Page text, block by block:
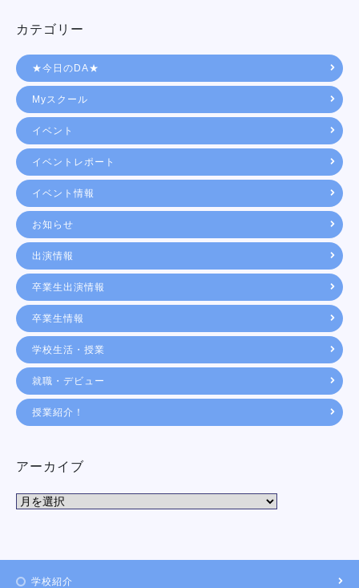
カテゴリー
★今日のDA★
Myスクール
イベント
イベントレポート
イベント情報
お知らせ
出演情報
卒業生出演情報
卒業生情報
学校生活・授業
就職・デビュー
授業紹介！
アーカイブ
学校紹介